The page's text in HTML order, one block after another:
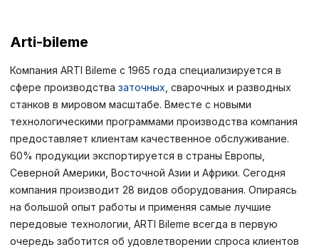
Arti-bileme
Компания ARTI Bileme с 1965 года специализируется в
сфере производства заточных , сварочных и разводных
станков в мировом масштабе. Вместе с новыми
технологическими программами производства компания
предоставляет клиентам качественное обслуживание.
60% продукции экспортируется в страны Европы,
Северной Америки, Восточной Азии и Африки. Сегодня
компания производит 28 видов оборудования. Опираясь
на большой опыт работы и применяя самые лучшие
передовые технологии, ARTI Bileme всегда в первую
очередь заботится об удовлетворении спроса клиентов